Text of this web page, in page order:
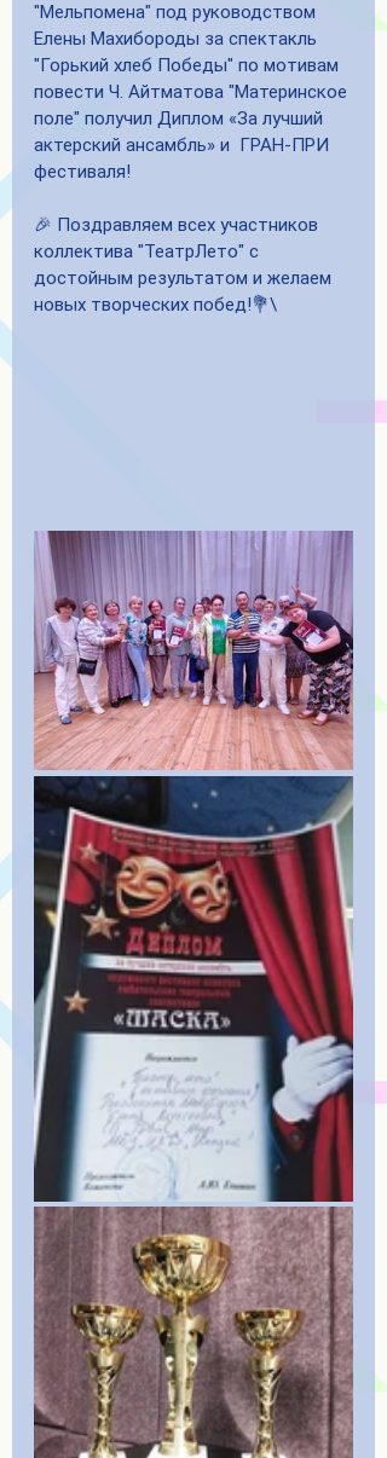
"Мельпомена" под руководством
Елены Махибороды за спектакль
"Горький хлеб Победы" по мотивам
повести Ч. Айтматова "Материнское
поле" получил Диплом «За лучший
актерский ансамбль» и  ГРАН-ПРИ
фестиваля!
🎉 Поздравляем всех участников
коллектива "ТеатрЛето" с
достойным результатом и желаем
новых творческих побед!💐\